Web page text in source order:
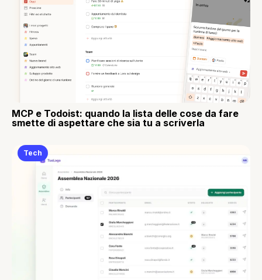
MCP e Todoist: quando la lista delle cose da fare
smette di aspettare che sia tu a scriverla
Tech